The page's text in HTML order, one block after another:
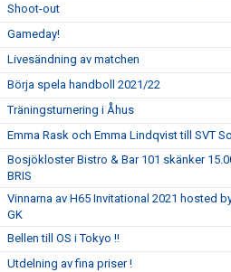
Shoot-out
Gameday!
Livesändning av matchen
Börja spela handboll 2021/22
Träningsturnering i Åhus
Emma Rask och Emma Lindqvist till SVT
Bosjökloster Bistro & Bar 101 skänker
BRIS
Vinnarna av H65 Invitational 2021 hosted
GK
Bellen till OS i Tokyo !!
Utdelning av fina priser !